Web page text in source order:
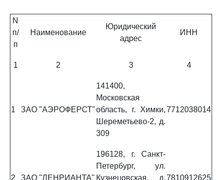
N
п/
п
Наименование
Юридический
адрес
ИНН
1 2 3 4
1 ЗАО "АЭРОФЕРСТ"
141400,
Московская
область, г. Химки,
Шереметьево-2, д.
309
7712038014
2 ЗАО "ЛЕНРИАНТА"
196128, г. Санкт-
Петербург, ул.
Кузнецовская, д.7810912625